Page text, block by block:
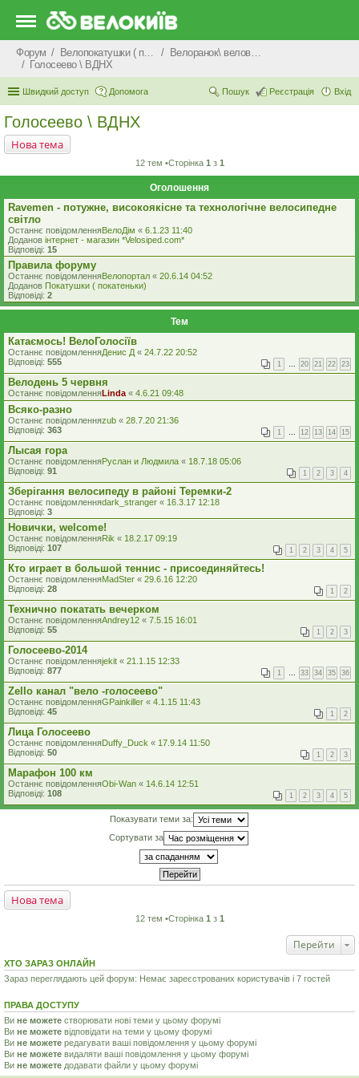
Форум Велопокатушки ( покатеньки), велопоходи, туризм.
Велоранок\ веловечір\ велодень \ велоніч
Голосеево \ ВДНХ
Швидкий доступ Допомога Вхід
Реєстрація
Пошук
Голосеево \ ВДНХ
Нова тема
12 тем •Сторінка 1 з 1
Оголошення
Ravemen - потужне, високоякісне та технологічне велосипедне
світло
Останнє повідомленняВелоДім « 6.1.23 11:40
Доданов iнтернет - магазин *Velosiped.com*
Відповіді: 15
Правила форуму
Останнє повідомленняВелопортал « 20.6.14 04:52
Доданов Покатушки ( покатеньки)
Відповіді: 2
Тем
Катаємось! ВелоГолосіїв
Останнє повідомленняДенис Д « 24.7.22 20:52
Відповіді: 555 1 … 20 21 22 23
Велодень 5 червня
Останнє повідомленняLinda « 4.6.21 09:48
Всяко-разно
Останнє повідомленняzub « 28.7.20 21:36
Відповіді: 363 1 … 12 13 14 15
Лысая гора
Останнє повідомленняРуслан и Людмила « 18.7.18 05:06
Відповіді: 91 1 2 3 4
Зберігання велосипеду в районі Теремки-2
Останнє повідомленняdark_stranger « 16.3.17 12:18
Відповіді: 3
Новички, welcome!
Останнє повідомленняRik « 18.2.17 09:19
Відповіді: 107 1 2 3 4 5
Кто играет в большой теннис - присоединяйтесь!
Останнє повідомленняMadSter « 29.6.16 12:20
Відповіді: 28 1 2
Технично покатать вечерком
Останнє повідомленняAndrey12 « 7.5.15 16:01
Відповіді: 55 1 2 3
Голосеево-2014
Останнє повідомленняjekit « 21.1.15 12:33
Відповіді: 877 1 … 33 34 35 36
Zello канал "вело -голосеево"
Останнє повідомленняGPainkiller « 4.1.15 11:43
Відповіді: 45 1 2
Лица Голосеево
Останнє повідомленняDuffy_Duck « 17.9.14 11:50
Відповіді: 50 1 2 3
Марафон 100 км
Останнє повідомленняObi-Wan « 14.6.14 12:51
Відповіді: 108 1 2 3 4 5
Показувати теми за:
Сортувати за
Нова тема
12 тем •Сторінка 1 з 1
Перейти
ХТО ЗАРАЗ ОНЛАЙН
Зараз переглядають цей форум: Немає зареєстрованих користувачів і 7 гостей
ПРАВА ДОСТУПУ
Ви не можете створювати нові теми у цьому форумі
Ви не можете відповідати на теми у цьому форумі
Ви не можете редагувати ваші повідомлення у цьому форумі
Ви не можете видаляти ваші повідомлення у цьому форумі
Ви не можете додавати файли у цьому форумі